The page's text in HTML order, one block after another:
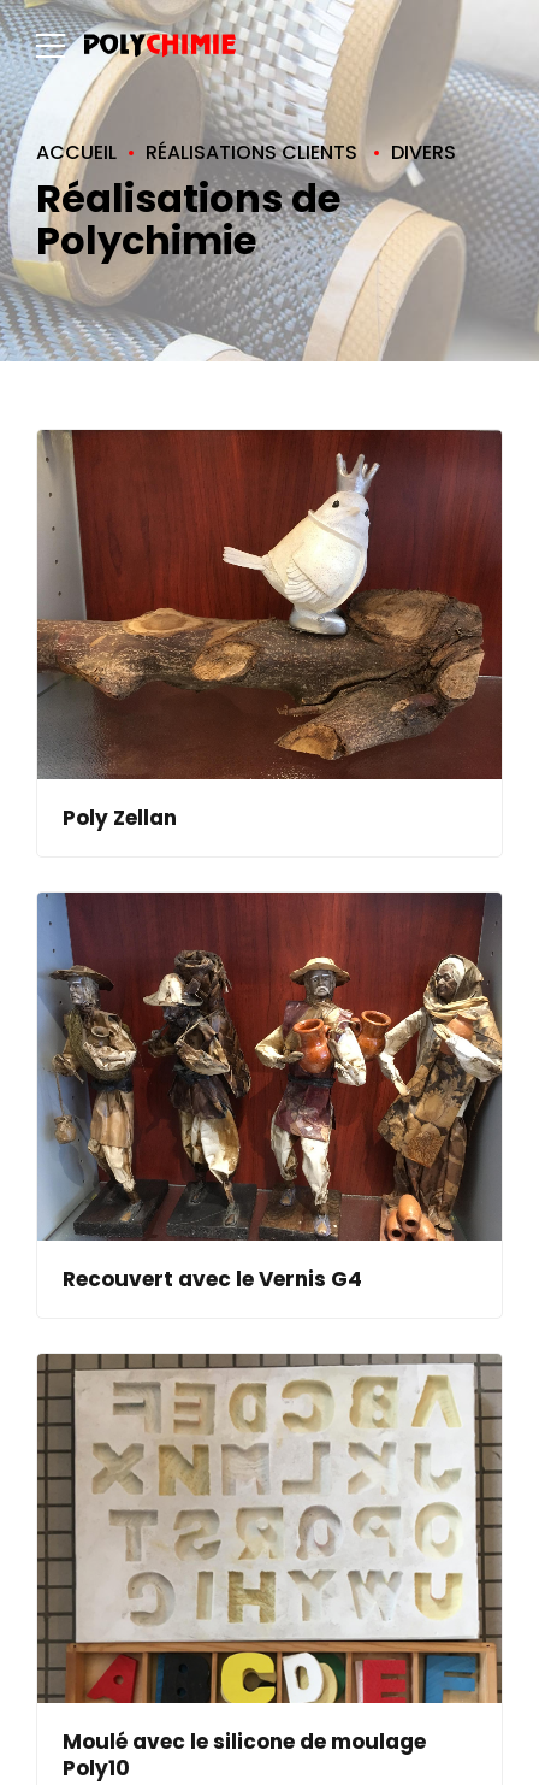
ACCUEIL RÉALISATIONS CLIENTS DIVERS
Réalisations de
Polychimie
Poly Zellan
Recouvert avec le Vernis G4
Moulé avec le silicone de moulage
Poly10